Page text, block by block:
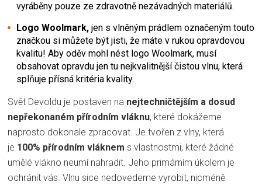
vyráběny pouze ze zdravotně nezávadných materiálů.
Logo Woolmark, jen s vlněným prádlem označeným touto
značkou si můžete být jisti, že máte v rukou opravdovou
kvalitu! Aby oděv mohl nést logo Woolmark, musí
obsahovat opravdu jen tu nejkvalitnější čistou vlnu, která
splňuje přísná kritéria kvality.
Svět Devoldu je postaven na nejtechničtějším a dosud
nepřekonaném přírodním vláknu, které dokážeme
naprosto dokonale zpracovat. Je tvořen z vlny, která
je 100% přírodním vláknem s vlastnostmi, které žádné
umělé vlákno neumí nahradit. Jeho primárním úkolem je
ochránit vás. Vlnu sice nedovedeme vyrobit, nicméně